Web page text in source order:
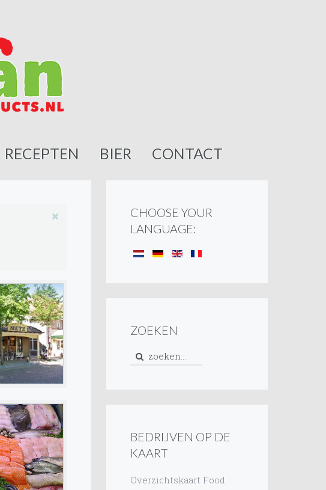
RECEPTEN BIER CONTACT
CHOOSE YOUR
LANGUAGE:
ZOEKEN
BEDRIJVEN OP DE
KAART
Overzichtskaart Food